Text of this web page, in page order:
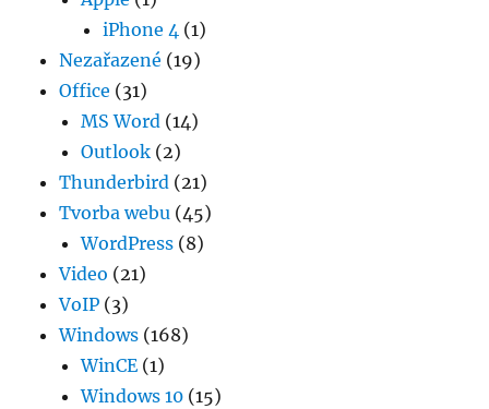
iPhone 4 (1)
Nezařazené (19)
Office (31)
MS Word (14)
Outlook (2)
Thunderbird (21)
Tvorba webu (45)
WordPress (8)
Video (21)
VoIP (3)
Windows (168)
WinCE (1)
Windows 10 (15)